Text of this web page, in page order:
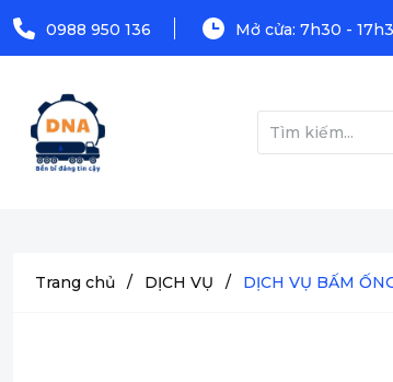
0988 950 136 Mở cửa: 7h30 -
Trang chủ / DỊCH VỤ / DỊCH VỤ BẤM